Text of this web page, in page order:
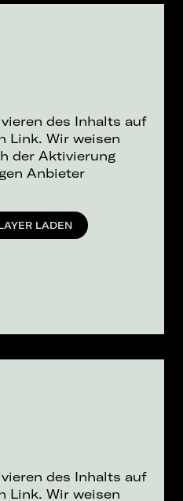
des Inhalts auf
Link. Wir weisen
der Aktivierung
Anbieter
LADEN
des Inhalts auf
Link. Wir weisen